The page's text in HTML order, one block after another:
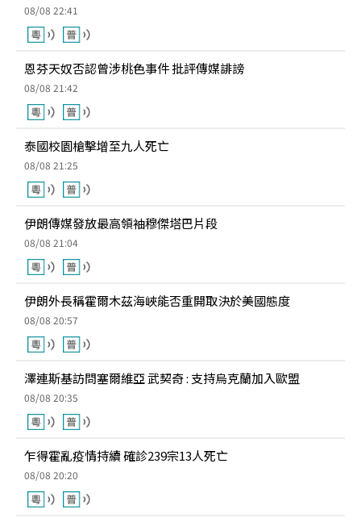
08/08 22:41
恩芬天奴否認曾涉桃色事件 批評傳媒誹謗
08/08 21:42
泰國校園槍擊增至九人死亡
08/08 21:25
伊朗傳媒發放最高領袖穆傑塔巴片段
08/08 21:04
伊朗外長稱霍爾木茲海峽能否重開取決於美國態度
08/08 20:57
澤連斯基訪問塞爾維亞 武契奇 : 支持烏克蘭加入歐盟
08/08 20:35
乍得霍亂疫情持續 確診239宗13人死亡
08/08 20:20